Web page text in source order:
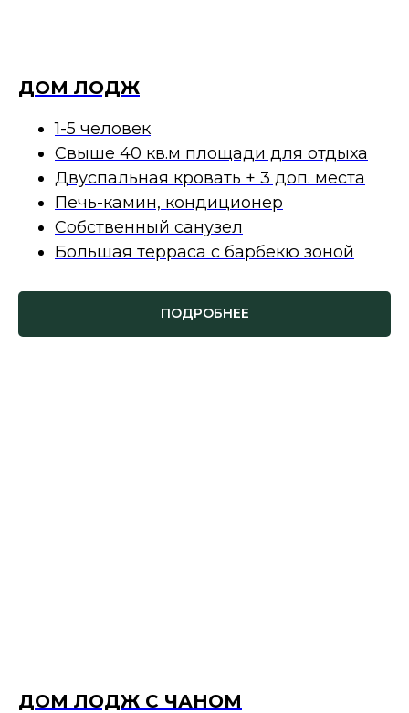
ДОМ ЛОДЖ
1-5 человек
Свыше 40 кв.м площади для отдыха
Двуспальная кровать + 3 доп. места
Печь-камин, кондиционер
Собственный санузел
Большая терраса с барбекю зоной
ПОДРОБНЕЕ
ДОМ ЛОДЖ С ЧАНОМ